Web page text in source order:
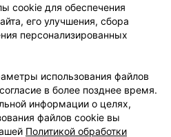
Партнеры
103.by
данных
cookie для обеспечения
его улучшения, сбора
персонализированных
использования файлов
в более позднее время.
информации о целях,
файлов cookie вы
Политикой обработки